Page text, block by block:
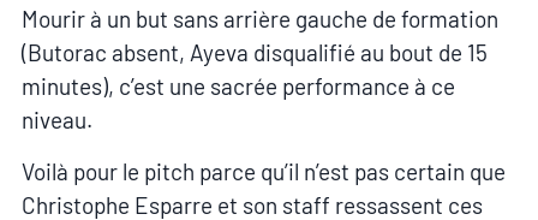
Mourir à un but sans arrière gauche de formation
(Butorac absent, Ayeva disqualifié au bout de 15
minutes), c’est une sacrée performance à ce
niveau.
Voilà pour le pitch parce qu’il n’est pas certain que
Christophe Esparre et son staff ressassent ces